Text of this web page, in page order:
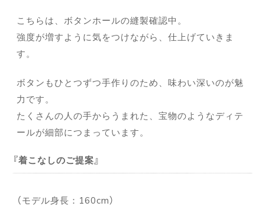
こちらは、ボタンホールの縫製確認中。
強度が増すように気をつけながら、仕上げていきま
す。
ボタンもひとつずつ手作りのため、味わい深いのが魅
力です。
たくさんの人の手からうまれた、宝物のようなディテ
ールが細部につまっています。
着こなしのご提案
（モデル身長：160cm）